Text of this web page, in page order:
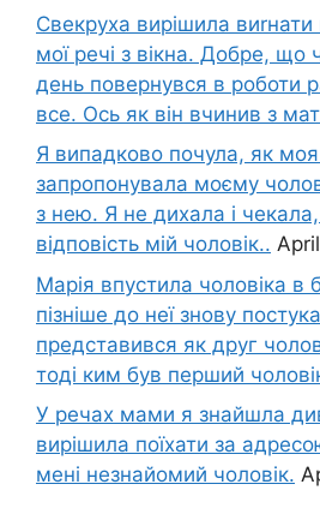
Свекруха вирішила виrнати
мої речі з вікна. Добре, що
день повернувся в роботи
все. Ось як він вчинив з
Я випадково почула, як моя
запропонувала моєму
з нею. Я не дихала і
відповість мій чоловік..
Марія впустила чоловіка в
пізніше до неї знову
представився як друг
тоді ким був перший
У речах мами я знайшла див
вирішила поїхати за
мені незнайомий чоловік.